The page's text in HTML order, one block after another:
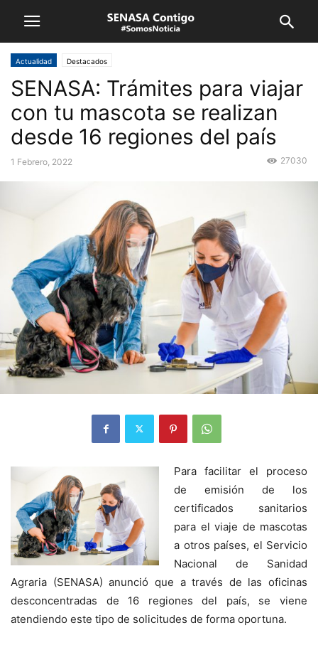
Actualidad Destacados
SENASA: Trámites para viajar
con tu mascota se realizan
desde 16 regiones del país
1 Febrero, 2022 27030
Para facilitar el proceso
de emisión de los
certificados sanitarios
para el viaje de mascotas
a otros países, el Servicio
Nacional de Sanidad
Agraria (SENASA) anunció que a través de las oficinas
desconcentradas de 16 regiones del país, se viene
atendiendo este tipo de solicitudes de forma oportuna.